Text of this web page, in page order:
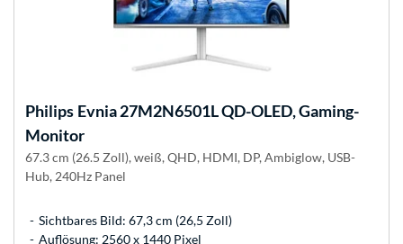
Philips Evnia 27M2N6501L QD-OLED, Gaming-
Monitor
67.3 cm (26.5 Zoll), weiß, QHD, HDMI, DP, Ambiglow, USB-
Hub, 240Hz Panel
Sichtbares Bild: 67,3 cm (26,5 Zoll)
Auflösung: 2560 x 1440 Pixel